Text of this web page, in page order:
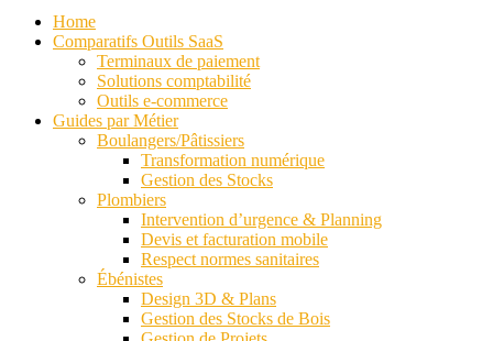
Home
Comparatifs Outils SaaS
Terminaux de paiement
Solutions comptabilité
Outils e-commerce
Guides par Métier
Boulangers/Pâtissiers
Transformation numérique
Gestion des Stocks
Plombiers
Intervention d’urgence & Planning
Devis et facturation mobile
Respect normes sanitaires
Ébénistes
Design 3D & Plans
Gestion des Stocks de Bois